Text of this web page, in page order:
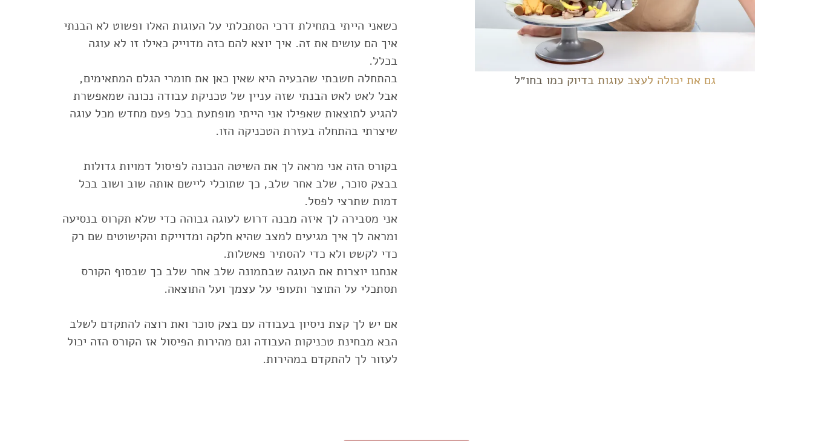
גם את יכולה לעצב עוגות בדיוק כמו בחו״ל
כשאני הייתי בתחילת דרכי הסתכלתי על העוגות האלו ופשוט לא הבנתי
איך הם עושים את זה. איך יוצא להם כזה מדוייק כאילו זו לא עוגה
אבל לאט לאט הבנתי שזה עניין של טכניקת עבודה נכונה שמאפשרת
להגיע לתוצאות שאפילו אני הייתי מופתעת בכל פעם מחדש מכל עוגה
בקורס הזה אני מראה לך את השיטה הנכונה לפיסול דמויות גדולות
בבצק סוכר, שלב אחר שלב, כך שתוכלי ליישם אותה שוב ושוב בכל
אני מסבירה לך איזה מבנה דרוש לעוגה גבוהה כדי שלא תקרוס בנסיעה
ומראה לך איך מגיעים למצב שהיא חלקה ומדוייקת והקישוטים שם רק
אנחנו יוצרות את העוגה שבתמונה שלב אחר שלב כך שבסוף הקורס
אם יש לך קצת ניסיון בעבודה עם בצק סוכר ואת רוצה להתקדם לשלב
הבא מבחינת טכניקות העבודה וגם מהירות הפיסול אז הקורס הזה יכול
לעזור לך להתקדם במהירות.